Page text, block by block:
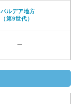
パルデア地方
（第9世代）
ー